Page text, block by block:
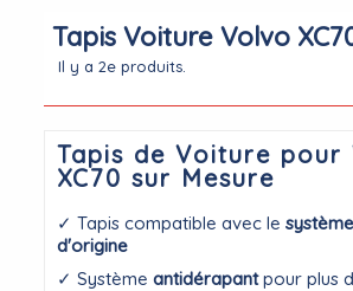
Tapis Voiture Volvo
Il y a 2e produits.
Tapis de Voiture pour
XC70 sur Mesure
✓ Tapis compatible avec le
d'origine
✓ Systèmeantidérapantpour plus